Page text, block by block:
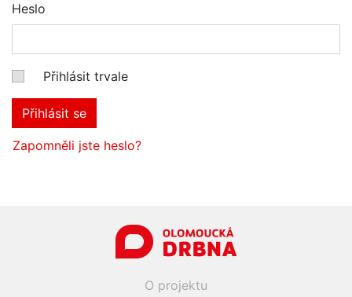
Heslo
Přihlásit trvale
Přihlásit se
Zapomněli jste heslo?
O projektu